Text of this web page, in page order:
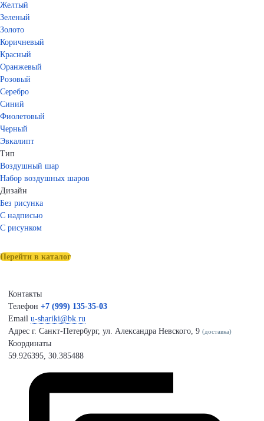
Желтый
Зеленый
Золото
Коричневый
Красный
Оранжевый
Розовый
Серебро
Синий
Фиолетовый
Черный
Эвкалипт
Тип
Воздушный шар
Набор воздушных шаров
Дизайн
Без рисунка
С надписью
С рисунком
Перейти в каталог
Контакты
Телефон +7 (999) 135-35-03
Email u-shariki@bk.ru
Адрес г. Санкт-Петербург, ул. Александра Невского, 9 (доставка)
Координаты
59.926395, 30.385488